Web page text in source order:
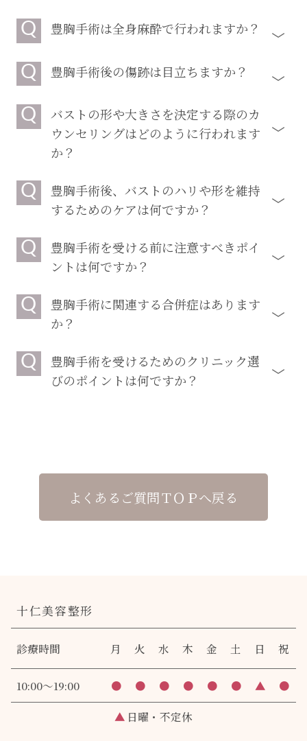
Q 豊胸手術は全身麻酔で行われますか？
Q 豊胸手術後の傷跡は目立ちますか？
Q
バストの形や大きさを決定する際のカ
ウンセリングはどのように行われます
か？
Q
豊胸手術後、バストのハリや形を維持
するためのケアは何ですか？
Q
豊胸手術を受ける前に注意すべきポイ
ントは何ですか？
Q
豊胸手術に関連する合併症はあります
か？
Q
豊胸手術を受けるためのクリニック選
びのポイントは何ですか？
よくあるご質問ＴＯＰへ戻る
十仁美容整形
診療時間 月 火 水 木 金 土 日 祝
10:00～19:00 ● ● ● ● ● ● ▲ ●
▲ 日曜・不定休